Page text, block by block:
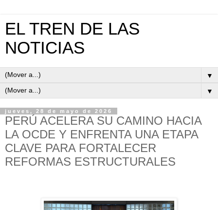
EL TREN DE LAS
NOTICIAS
▼
▼
jueves, 28 de mayo de 2026
PERÚ ACELERA SU CAMINO HACIA
LA OCDE Y ENFRENTA UNA ETAPA
CLAVE PARA FORTALECER
REFORMAS ESTRUCTURALES